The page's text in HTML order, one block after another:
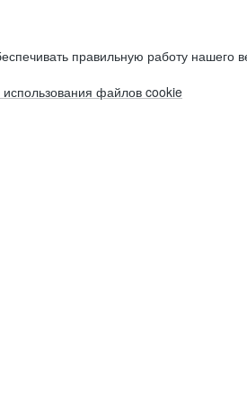
правильную работу нашего
файлов cookie